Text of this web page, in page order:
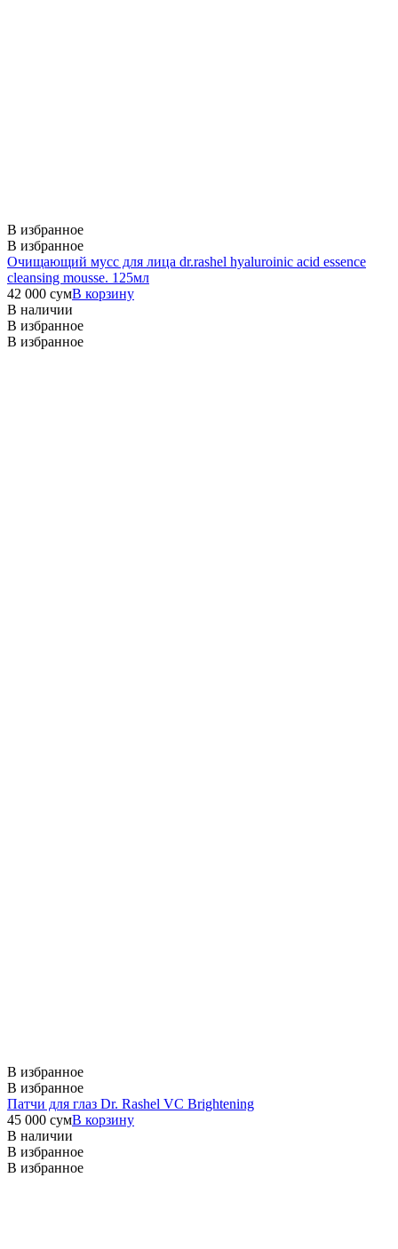
В избранное
В избранное
Очищающий мусс для лица dr.rashel hyaluroinic acid essence
cleansing mousse. 125мл
42 000 сумВ корзину
В наличии
В избранное
В избранное
В избранное
В избранное
Патчи для глаз Dr. Rashel VC Brightening
45 000 сумВ корзину
В наличии
В избранное
В избранное